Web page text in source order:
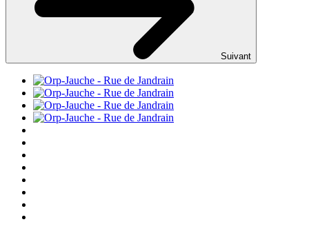
Suivant